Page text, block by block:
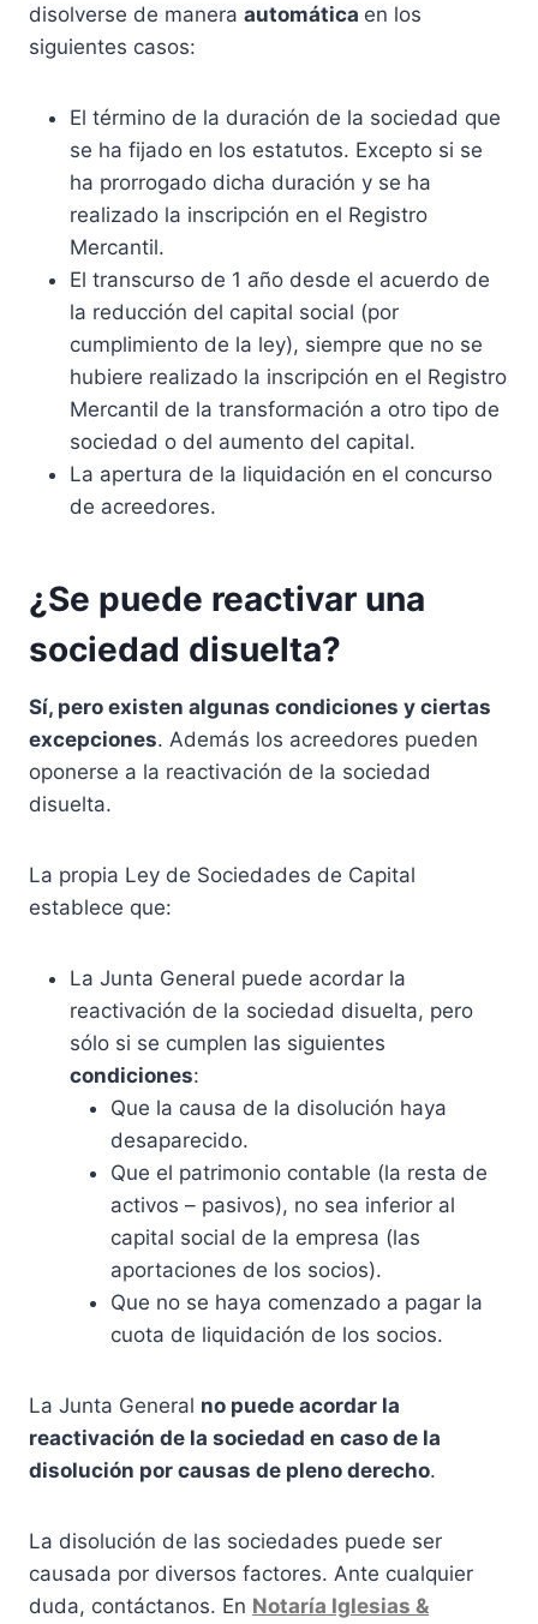
disolverse de manera automática en los
siguientes casos:
El término de la duración de la sociedad que
se ha fijado en los estatutos. Excepto si se
ha prorrogado dicha duración y se ha
realizado la inscripción en el Registro
Mercantil.
El transcurso de 1 año desde el acuerdo de
la reducción del capital social (por
cumplimiento de la ley), siempre que no se
hubiere realizado la inscripción en el Registro
Mercantil de la transformación a otro tipo de
sociedad o del aumento del capital.
La apertura de la liquidación en el concurso
de acreedores.
¿Se puede reactivar una
sociedad disuelta?
Sí, pero existen algunas condiciones y ciertas
excepciones. Además los acreedores pueden
oponerse a la reactivación de la sociedad
disuelta.
La propia Ley de Sociedades de Capital
establece que:
La Junta General puede acordar la
reactivación de la sociedad disuelta, pero
sólo si se cumplen las siguientes
condiciones:
Que la causa de la disolución haya
desaparecido.
Que el patrimonio contable (la resta de
activos – pasivos), no sea inferior al
capital social de la empresa (las
aportaciones de los socios).
Que no se haya comenzado a pagar la
cuota de liquidación de los socios.
La Junta General no puede acordar la
reactivación de la sociedad en caso de la
disolución por causas de pleno derecho.
La disolución de las sociedades puede ser
causada por diversos factores. Ante cualquier
duda, contáctanos. En Notaría Iglesias &